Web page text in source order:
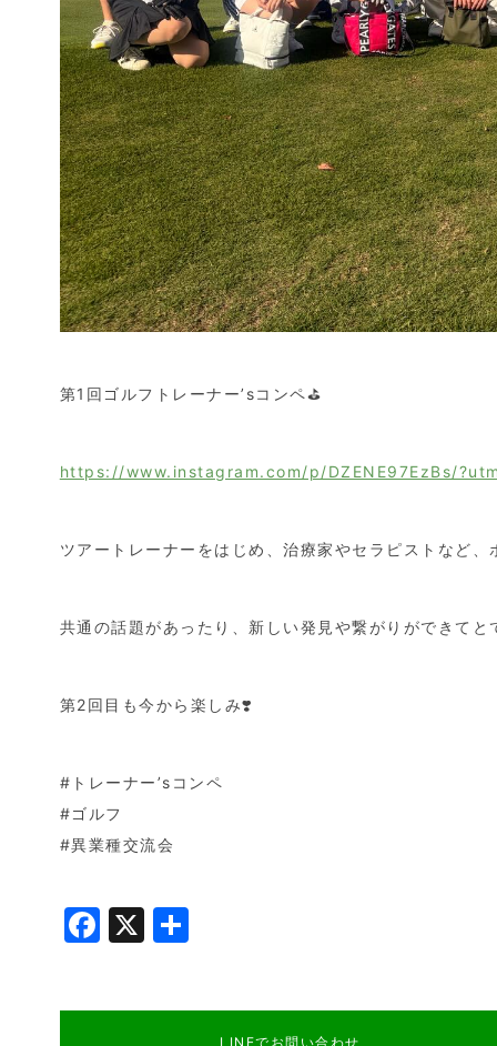
第1回ゴルフトレーナー’sコンペ⛳️
https://www.instagram.com/p/DZENE97EzBs/
ツアートレーナーをはじめ、治療家やセラピストなど
共通の話題があったり、新しい発見や繋がりができてと
第2回目も今から楽しみ❣️
#トレーナー’sコンペ
#ゴルフ
#異業種交流会
Facebook
X 共
LINEでお問い合わせ